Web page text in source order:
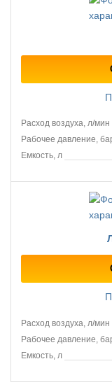
Расход воздуха, л/мин
Рабочее давление,
Емкость, л
Расход воздуха, л/мин
Рабочее давление,
Емкость, л